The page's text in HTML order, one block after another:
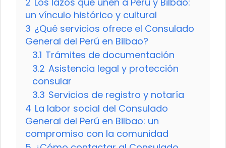
un vínculo histórico y cultural
3 ¿Qué servicios ofrece el Consulado
General del Perú en Bilbao?
3.1 Trámites de documentación
3.2 Asistencia legal y protección
consular
3.3 Servicios de registro y notaría
4 La labor social del Consulado
General del Perú en Bilbao: un
compromiso con la comunidad